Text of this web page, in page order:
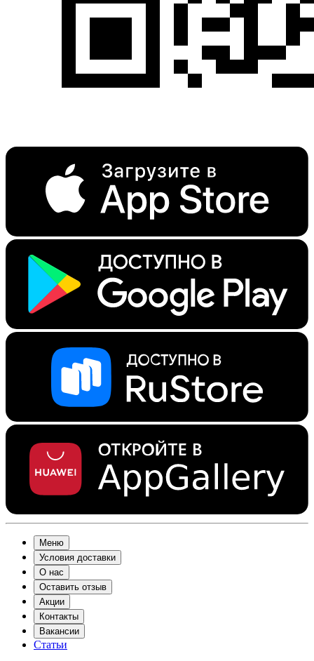
Меню
Условия доставки
О нас
Оставить отзыв
Акции
Контакты
Вакансии
Статьи